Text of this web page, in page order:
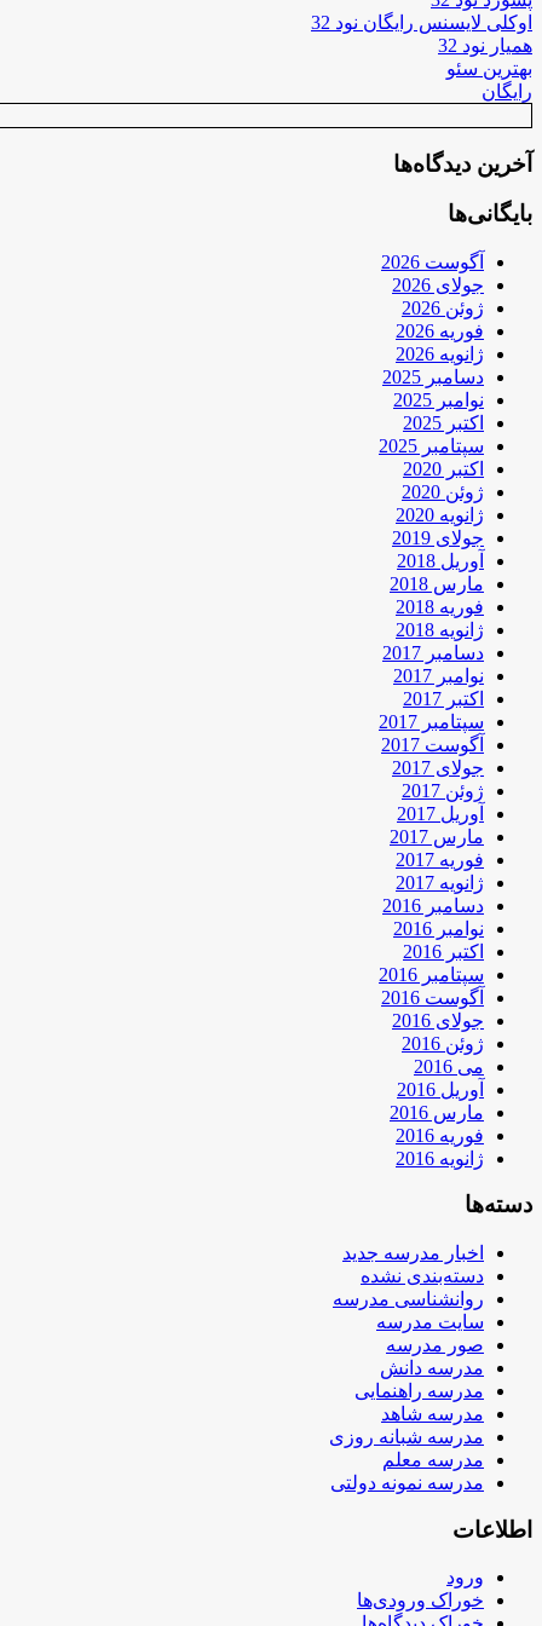
اوکلی لایسنس رایگان نود 32
همیار نود 32
بهترین سئو
رایگان
آخرین دیدگاه‌ها
بایگانی‌ها
آگوست 2026
جولای 2026
ژوئن 2026
فوریه 2026
ژانویه 2026
دسامبر 2025
نوامبر 2025
اکتبر 2025
سپتامبر 2025
اکتبر 2020
ژوئن 2020
ژانویه 2020
جولای 2019
آوریل 2018
مارس 2018
فوریه 2018
ژانویه 2018
دسامبر 2017
نوامبر 2017
اکتبر 2017
سپتامبر 2017
آگوست 2017
جولای 2017
ژوئن 2017
آوریل 2017
مارس 2017
فوریه 2017
ژانویه 2017
دسامبر 2016
نوامبر 2016
اکتبر 2016
سپتامبر 2016
آگوست 2016
جولای 2016
ژوئن 2016
می 2016
آوریل 2016
مارس 2016
فوریه 2016
ژانویه 2016
دسته‌ها
اخبار مدرسه جدید
دسته‌بندی نشده
روانشناسی مدرسه
سایت مدرسه
صور مدرسه
مدرسه دانش
مدرسه راهنمایی
مدرسه شاهد
مدرسه شبانه روزی
مدرسه معلم
مدرسه نمونه دولتی
اطلاعات
ورود
خوراک ورودی‌ها